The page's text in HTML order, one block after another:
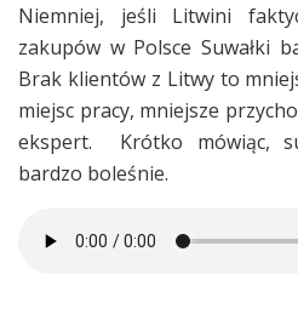
Niemniej, jeśli Litwini
zakupów w Polsce Suwałki
Brak klientów z Litwy to
miejsc pracy, mniejsze
ekspert. Krótko mówiąc,
bardzo boleśnie.